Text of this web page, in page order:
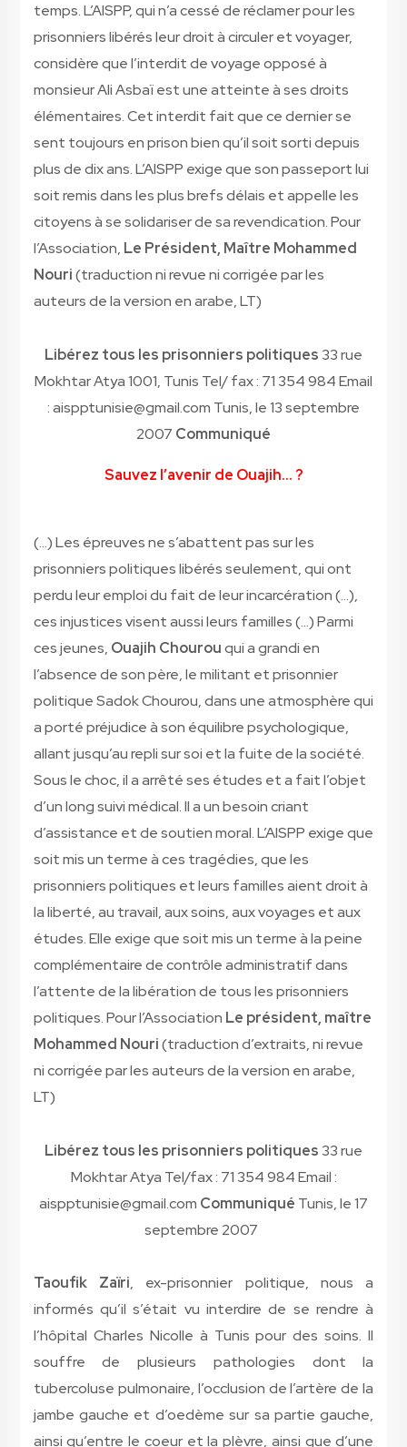
temps. L’AISPP, qui n’a cessé de réclamer pour les
prisonniers libérés leur droit à circuler et voyager,
considère que l’interdit de voyage opposé à
monsieur Ali Asbaï est une atteinte à ses droits
élémentaires. Cet interdit fait que ce dernier se
sent toujours en prison bien qu’il soit sorti depuis
plus de dix ans. L’AISPP exige que son passeport lui
soit remis dans les plus brefs délais et appelle les
citoyens à se solidariser de sa revendication. Pour
l’Association, Le Président, Maître Mohammed
Nouri(traduction ni revue ni corrigée par les
auteurs de la version en arabe, LT)
Libérez tous les prisonniers politiques 33 rue
Mokhtar Atya 1001, Tunis Tel/ fax : 71 354 984 Email
: aispptunisie@gmail.com Tunis, le 13 septembre
2007 Communiqué
Sauvez l’avenir de Ouajih… ?
(…) Les épreuves ne s’abattent pas sur les
prisonniers politiques libérés seulement, qui ont
perdu leur emploi du fait de leur incarcération (…),
ces injustices visent aussi leurs familles (…) Parmi
ces jeunes, Ouajih Chourouqui a grandi en
l’absence de son père, le militant et prisonnier
politique Sadok Chourou, dans une atmosphère qui
a porté préjudice à son équilibre psychologique,
allant jusqu’au repli sur soi et la fuite de la société.
Sous le choc, il a arrêté ses études et a fait l’objet
d’un long suivi médical. Il a un besoin criant
d’assistance et de soutien moral. L’AISPP exige que
soit mis un terme à ces tragédies, que les
prisonniers politiques et leurs familles aient droit à
la liberté, au travail, aux soins, aux voyages et aux
études. Elle exige que soit mis un terme à la peine
complémentaire de contrôle administratif dans
l’attente de la libération de tous les prisonniers
politiques. Pour l’Association Le président, maître
Mohammed Nouri(traduction d’extraits, ni revue
ni corrigée par les auteurs de la version en arabe,
LT)
Libérez tous les prisonniers politiques 33 rue
Mokhtar Atya Tel/fax : 71 354 984 Email :
aispptunisie@gmail.com Communiqué Tunis, le 17
septembre 2007
Taoufik Zaïri, ex-prisonnier politique, nous a
informés qu’il s’était vu interdire de se rendre à
l’hôpital Charles Nicolle à Tunis pour des soins. Il
souffre de plusieurs pathologies dont la
tubercoluse pulmonaire, l’occlusion de l’artère de la
jambe gauche et d’oedème sur sa partie gauche,
ainsi qu’entre le coeur et la plèvre, ainsi que d’une